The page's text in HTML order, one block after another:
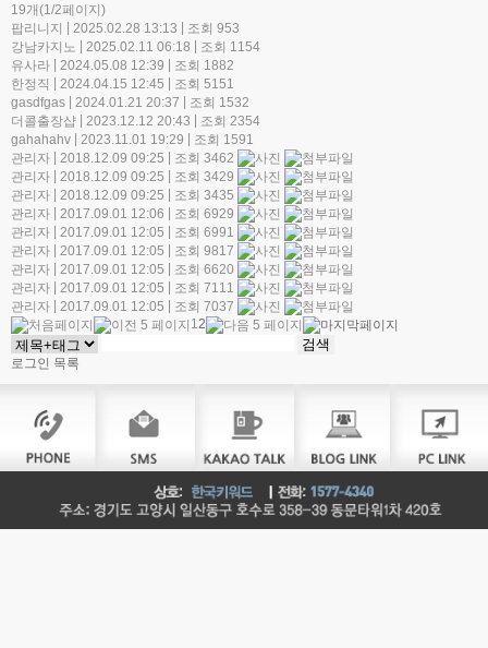
19개(1/2페이지)
팝리니지 | 2025.02.28 13:13 | 조회 953
강남카지노 | 2025.02.11 06:18 | 조회 1154
유사라 | 2024.05.08 12:39 | 조회 1882
한정직 | 2024.04.15 12:45 | 조회 5151
gasdfgas | 2024.01.21 20:37 | 조회 1532
더콜출장샵 | 2023.12.12 20:43 | 조회 2354
gahahahv | 2023.11.01 19:29 | 조회 1591
관리자 | 2018.12.09 09:25 | 조회 3462
관리자 | 2018.12.09 09:25 | 조회 3429
관리자 | 2018.12.09 09:25 | 조회 3435
관리자 | 2017.09.01 12:06 | 조회 6929
관리자 | 2017.09.01 12:05 | 조회 6991
관리자 | 2017.09.01 12:05 | 조회 9817
관리자 | 2017.09.01 12:05 | 조회 6620
관리자 | 2017.09.01 12:05 | 조회 7111
관리자 | 2017.09.01 12:05 | 조회 7037
1 2
로그인 목록